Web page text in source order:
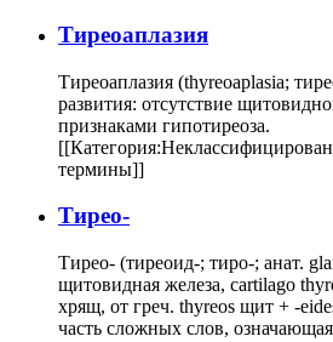
Тиреоаплазия
Тиреоаплазия (thyreoaplasia;
развития: отсутствие
признаками гипотиреоза.
термины]]
Тирео-
Тирео- (тиреоид-; тиро-; анат.
щитовидная железа, cartilago
хрящ, от греч. thyreos щит + -
часть сложных слов,